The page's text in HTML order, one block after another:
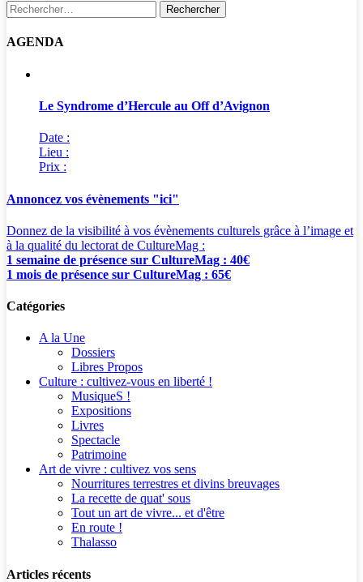
Rechercher :
AGENDA
Le Syndrome d’Hercule au Off d’Avignon
Date :
Lieu :
Prix :
Annoncez vos évènements "ici"
Donnez de la visibilité à vos évènements culturels grâce à l’image et
à la qualité du lectorat de CultureMag :
1 semaine de présence sur CultureMag : 40€
1 mois de présence sur CultureMag : 65€
Catégories
A la Une
Dossiers
Libres Propos
Culture : cultivez-vous en liberté !
MusiqueS !
Expositions
Livres
Spectacle
Patrimoine
Art de vivre : cultivez vos sens
Nourritures terrestres et divins breuvages
La recette de quat' sous
Tout un art de vivre... et d'être
En route !
Thalasso
Articles récents